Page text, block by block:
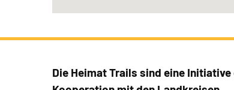
Die Heimat Trails sind eine Initiative